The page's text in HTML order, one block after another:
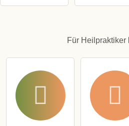
Für Heilpraktiker